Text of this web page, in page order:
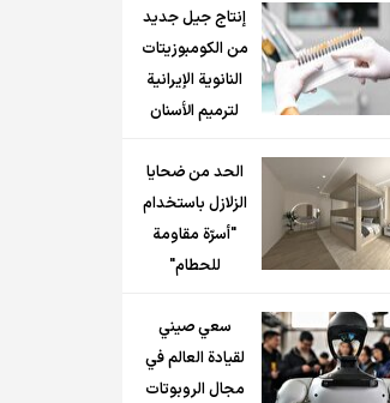
إنتاج جيل جديد
من الكومبوزيتات
النانوية الإيرانية
لترميم الأسنان
الحد من ضحايا
الزلازل باستخدام
"أسرّة مقاومة
للحطام"
سعي صيني
لقيادة العالم في
مجال الروبوتات